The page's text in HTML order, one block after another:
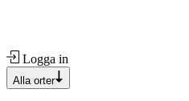
Logga in
Alla orter